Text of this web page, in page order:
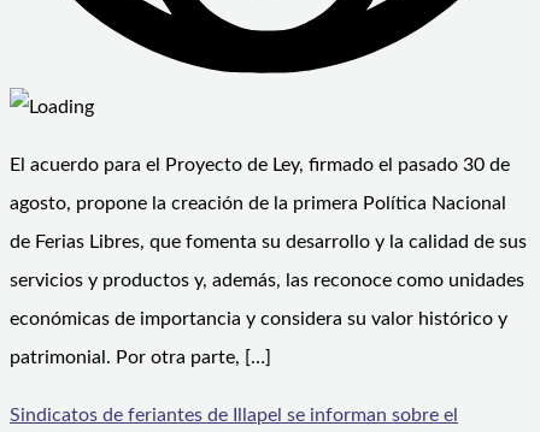
El acuerdo para el Proyecto de Ley, firmado el pasado 30 de
agosto, propone la creación de la primera Política Nacional
de Ferias Libres, que fomenta su desarrollo y la calidad de sus
servicios y productos y, además, las reconoce como unidades
económicas de importancia y considera su valor histórico y
patrimonial. Por otra parte, […]
Sindicatos de feriantes de Illapel se informan sobre el